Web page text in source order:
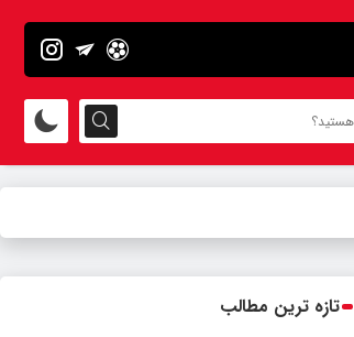
تازه ترین مطالب